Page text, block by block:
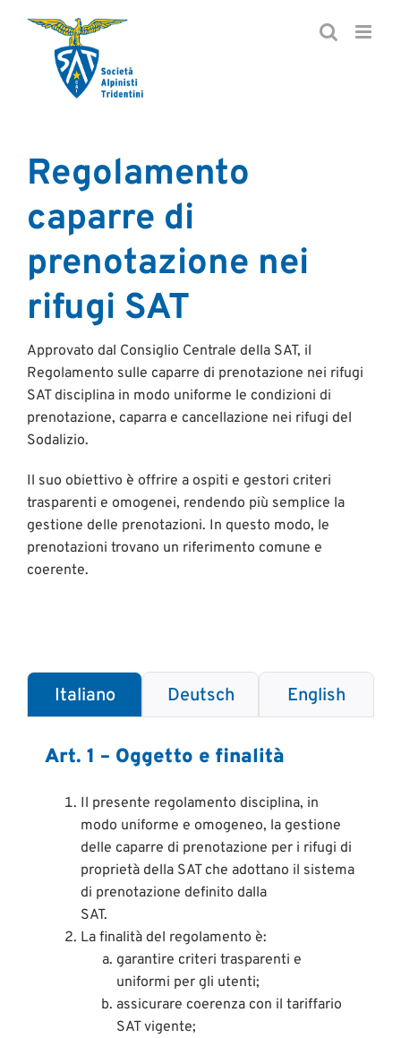
contenuto
Regolamento
caparre di
prenotazione nei
rifugi SAT
Approvato dal Consiglio Centrale della SAT, il
Regolamento sulle caparre di prenotazione nei rifugi
SAT disciplina in modo uniforme le condizioni di
prenotazione, caparra e cancellazione nei rifugi del
Sodalizio.
Il suo obiettivo è offrire a ospiti e gestori criteri
trasparenti e omogenei, rendendo più semplice la
gestione delle prenotazioni. In questo modo, le
prenotazioni trovano un riferimento comune e
coerente.
Italiano Deutsch English
Art. 1 – Oggetto e finalità
Il presente regolamento disciplina, in
modo uniforme e omogeneo, la gestione
delle caparre di prenotazione per i rifugi di
proprietà della SAT che adottano il sistema
di prenotazione definito dalla
SAT.
La finalità del regolamento è:
garantire criteri trasparenti e
uniformi per gli utenti;
assicurare coerenza con il tariffario
SAT vigente;